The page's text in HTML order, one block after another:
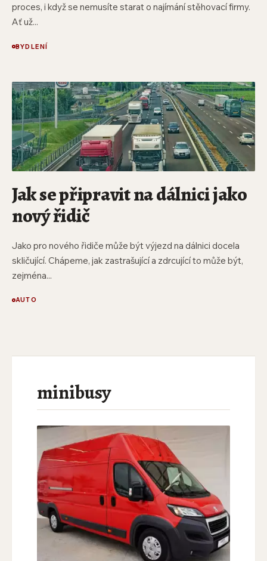
proces, i když se nemusíte starat o najímání stěhovací firmy.
Ať už...
BYDLENÍ
Jak se připravit na dálnici jako
nový řidič
Jako pro nového řidiče může být výjezd na dálnici docela
skličující. Chápeme, jak zastrašující a zdrcující to může být,
zejména...
AUTO
minibusy